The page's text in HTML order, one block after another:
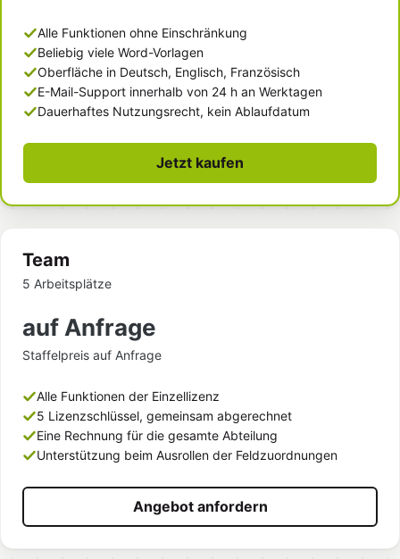
Alle Funktionen ohne Einschränkung
Beliebig viele Word-Vorlagen
Oberfläche in Deutsch, Englisch, Französisch
E-Mail-Support innerhalb von 24 h an Werktagen
Dauerhaftes Nutzungsrecht, kein Ablaufdatum
Jetzt kaufen
Team
5 Arbeitsplätze
auf Anfrage
Staffelpreis auf Anfrage
Alle Funktionen der Einzellizenz
5 Lizenzschlüssel, gemeinsam abgerechnet
Eine Rechnung für die gesamte Abteilung
Unterstützung beim Ausrollen der Feldzuordnungen
Angebot anfordern